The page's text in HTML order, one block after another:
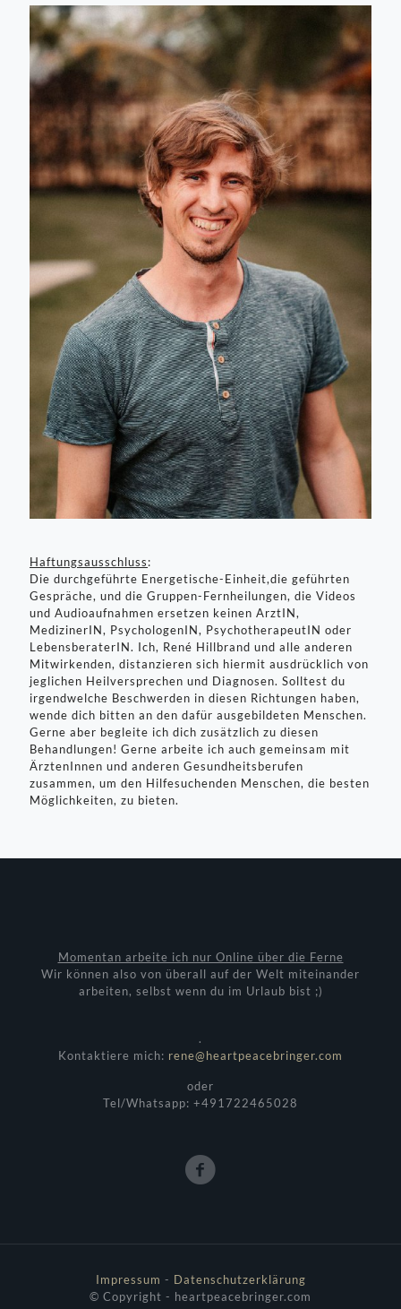
Haftungsausschluss:
Die durchgeführte Energetische-Einheit,die geführten
Gespräche, und die Gruppen-Fernheilungen, die Videos
und Audioaufnahmen ersetzen keinen ArztIN,
MedizinerIN, PsychologenIN, PsychotherapeutIN oder
LebensberaterIN. Ich, René Hillbrand und alle anderen
Mitwirkenden, distanzieren sich hiermit ausdrücklich von
jeglichen Heilversprechen und Diagnosen. Solltest du
irgendwelche Beschwerden in diesen Richtungen haben,
wende dich bitten an den dafür ausgebildeten Menschen.
Gerne aber begleite ich dich zusätzlich zu diesen
Behandlungen! Gerne arbeite ich auch gemeinsam mit
ÄrztenInnen und anderen Gesundheitsberufen
zusammen, um den Hilfesuchenden Menschen, die besten
Möglichkeiten, zu bieten.
Momentan arbeite ich nur Online über die Ferne
Wir können also von überall auf der Welt miteinander
arbeiten, selbst wenn du im Urlaub bist ;)
.
Kontaktiere mich: rene@heartpeacebringer.com
oder
Tel/Whatsapp: +491722465028
Impressum - Datenschutzerklärung
© Copyright - heartpeacebringer.com